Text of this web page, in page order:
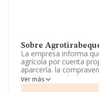
Sobre
La empresa informa
agrícola por cuenta
aparcería. la
productos agrícolas,
todo ello utilizarán,
Ver más